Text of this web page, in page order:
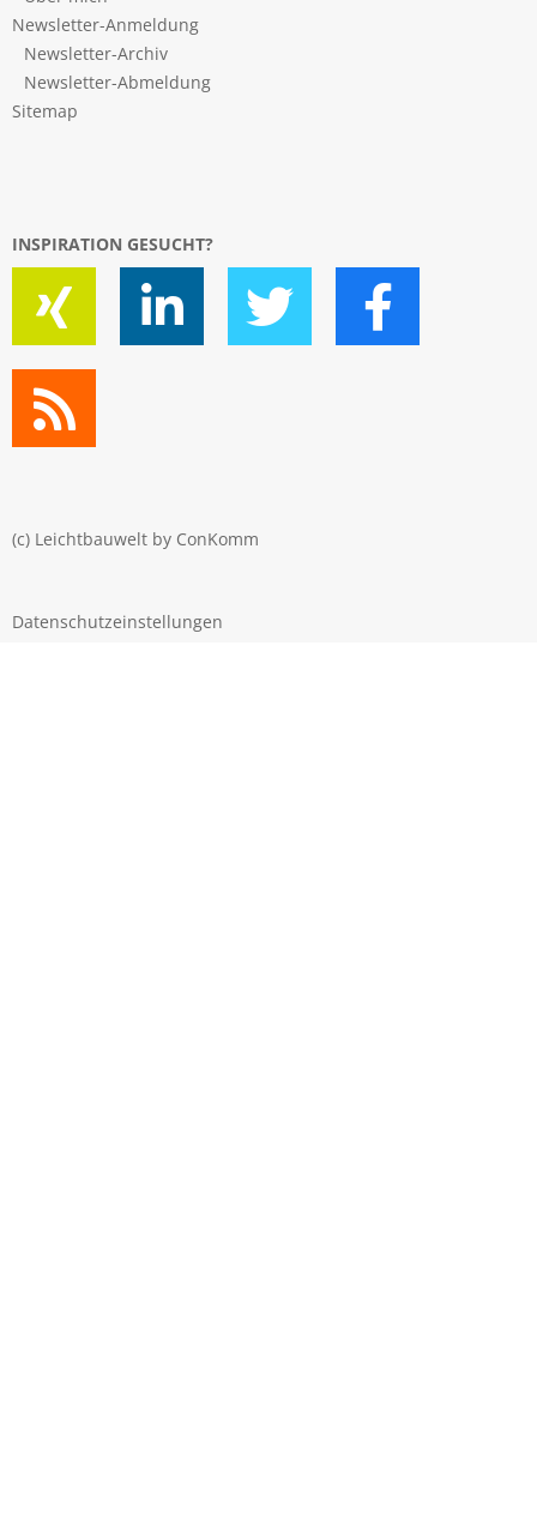
Newsletter-Anmeldung
Newsletter-Archiv
Newsletter-Abmeldung
Sitemap
INSPIRATION GESUCHT?
(c) Leichtbauwelt by ConKomm
Datenschutzeinstellungen